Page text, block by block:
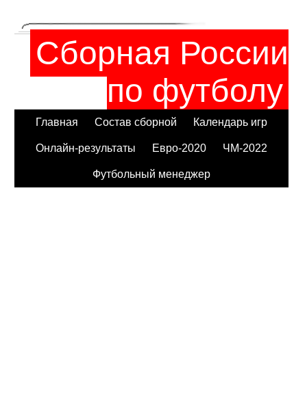
Сборная России
по футболу
Главная Состав сборной Календарь игр
Онлайн-результаты Евро-2020 ЧМ-2022
Футбольный менеджер